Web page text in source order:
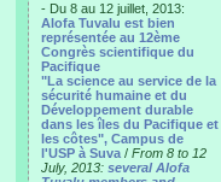
- Du 8 au 12 juillet, 2013:
Alofa Tuvalu est bien
représentée au 12ème
Congrès scientifique du
Pacifique
"La science au service de la
sécurité humaine et du
Développement durable
dans les îles du Pacifique et
les côtes", Campus de
l'USP à Suva / From 8 to 12
July, 2013: several Alofa